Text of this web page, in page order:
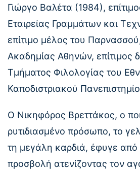
Γιώργο Βαλέτα (1984),
Εταιρείας Γραμμάτων και
επίτιμο μέλος του
Ακαδημίας Αθηνών, επίτιμος
Τμήματος Φιλολογίας του
Καποδιστριακού
Ο Νικηφόρος Βρεττάκος, ο
ρυτιδιασμένο πρόσωπο, το
τη μεγάλη καρδιά, έφυγε από
προσβολή ατενίζοντας τον